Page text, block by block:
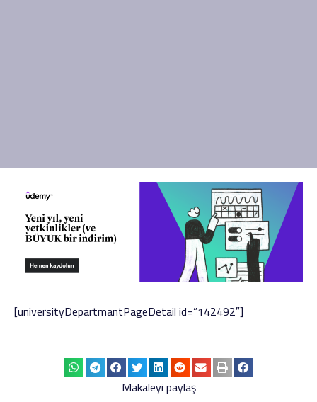
[universityDepartmantPageDetail id=”142492″]
Makaleyi paylaş